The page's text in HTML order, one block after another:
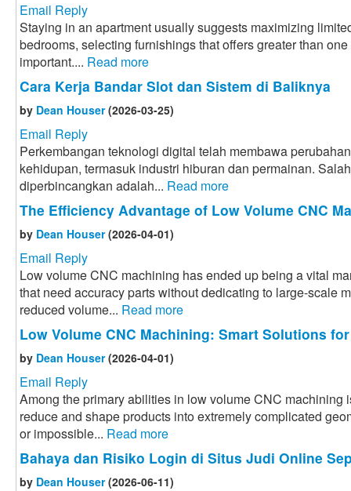
Email Reply
Staying in an apartment usually suggests maximizing
bedrooms, selecting furnishings that offers greater than
important.... Read more
Cara Kerja Bandar Slot dan Sistem di Baliknya
by Dean Houser(2026-03-25)
Email Reply
Perkembangan teknologi digital telah membawa
kehidupan, termasuk industri hiburan dan permainan.
diperbincangkan adalah... Read more
The Efficiency Advantage of Low Volume CNC
by Dean Houser(2026-04-01)
Email Reply
Low volume CNC machining has ended up being a vital
that need accuracy parts without dedicating to large-scale
reduced volume... Read more
Low Volume CNC Machining: Smart Solutions
by Dean Houser(2026-04-01)
Email Reply
Among the primary abilities in low volume CNC
reduce and shape products into extremely complicated
or impossible... Read more
Bahaya dan Risiko Login di Situs Judi Online
by Dean Houser(2026-06-11)